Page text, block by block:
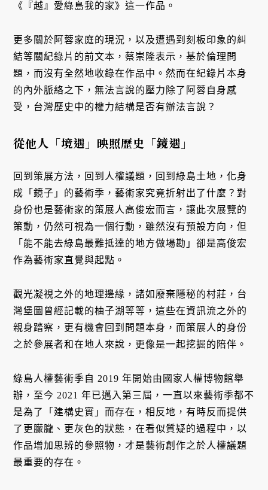
《『越』愛綠島我的家》這一作品。
更多關於阿蓉家庭的現況，以及遭遇到刻板印象的糾
結等關紀錄片的前文本，蔡崇隆表示，基於倫理問
題，而沒有全然地收錄在作品中。然而在紀錄片本身
的內外脈絡之下，無法言說的壓力除了阿蓉自身感
受，台灣歷史中的權力結構是否有辦法言說？
從他人「境遇」映照歷史「鏡遇」
回到策展方法，回到人權議題，回到綠島土地，化身
成「鏡子」的藝術季，藝術家究竟折射出了什麼？對
身份也是藝術家的策展人高俊宏而言，讓此次展覽的
策動，仍然可視為一個行動，雖然沒有預設方向，但
「能不能去綠島最難抵達的地方做場勘」卻是高俊宏
作為藝術家直覺與起點。
觀光凝視之外的地理邊緣，諸如廢棄隱秘的村莊，台
灣堡圖曾經記載的柚子湖等等，這些在資訊流之外的
親身踏察，更有機會回到問題本身，而策展人的身份
之於參展者和在地人來說，更像是一起挖掘的陪伴。
綠島人權藝術季自 2019 年開始由國家人權博物館舉
辦，至今 2021 年已邁入第三屆，一直以來藝術季都不
是為了「建構史實」而存在，相反地，有時反而提供
了更朦朧、更灰色的狀態，在看似質疑的過程中，以
作品增加思辨的參照物，才是藝術創作之於人權議題
最重要的存在。